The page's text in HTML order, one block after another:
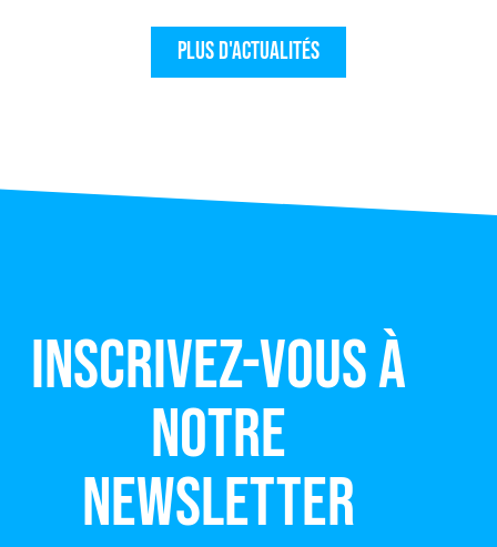
Plus d'actualités
Inscrivez-vous à
notre
newsletter